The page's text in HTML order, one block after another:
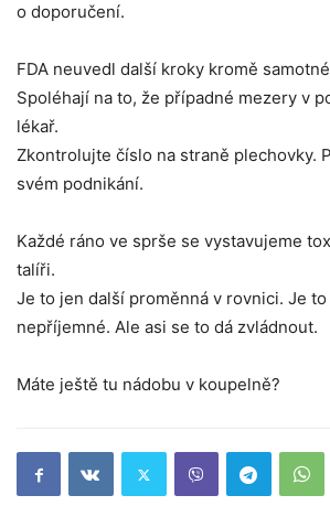
o doporučení.
FDA neuvedl další kroky kromě
Spoléhají na to, že případné mezery v
lékař.
Zkontrolujte číslo na straně plechovky.
svém podnikání.
Každé ráno ve sprše se vystavujeme
talíři.
Je to jen další proměnná v rovnici. Je
nepříjemné. Ale asi se to dá zvládnout.
Máte ještě tu nádobu v koupelně?